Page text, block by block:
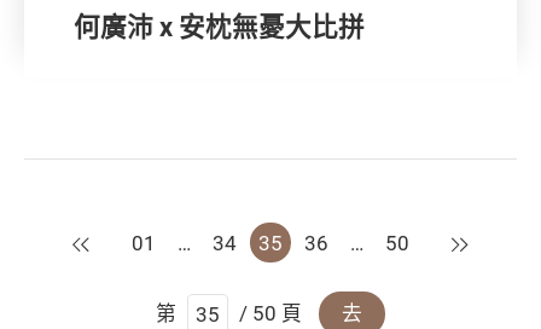
何廣沛 x 安枕無憂大比拼
上一頁
01 … 34 35 36 … 50 下一頁
第 / 50 頁 去